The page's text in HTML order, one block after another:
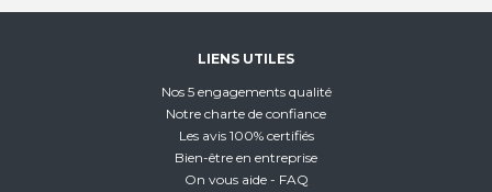
LIENS UTILES
Nos 5 engagements qualité
Notre charte de confiance
Les avis 100% certifiés
Bien-être en entreprise
On vous aide - FAQ